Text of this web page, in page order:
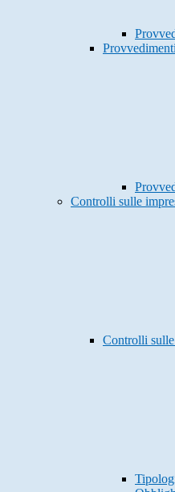
Controlli sulle
Controlli